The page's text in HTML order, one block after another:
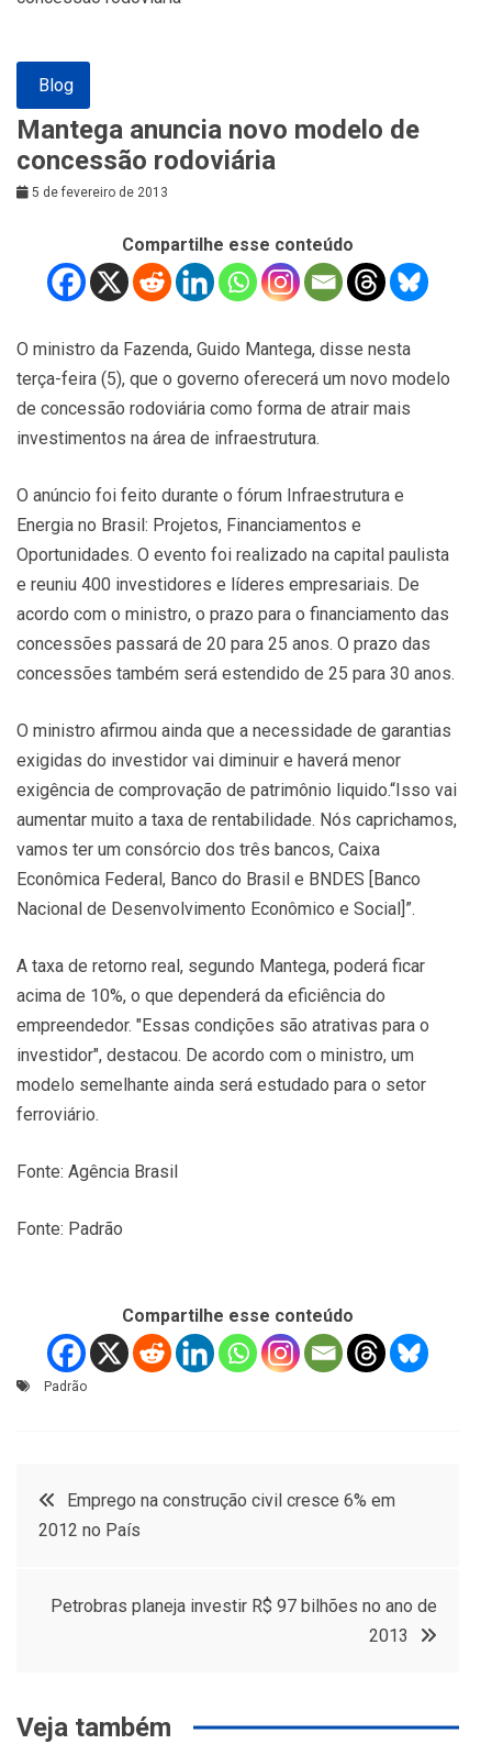
Blog
Mantega anuncia novo modelo de
concessão rodoviária
5 de fevereiro de 2013
Compartilhe esse conteúdo
O ministro da Fazenda, Guido Mantega, disse nesta
terça-feira (5), que o governo oferecerá um novo modelo
de concessão rodoviária como forma de atrair mais
investimentos na área de infraestrutura.
O anúncio foi feito durante o fórum Infraestrutura e
Energia no Brasil: Projetos, Financiamentos e
Oportunidades. O evento foi realizado na capital paulista
e reuniu 400 investidores e líderes empresariais. De
acordo com o ministro, o prazo para o financiamento das
concessões passará de 20 para 25 anos. O prazo das
concessões também será estendido de 25 para 30 anos.
O ministro afirmou ainda que a necessidade de garantias
exigidas do investidor vai diminuir e haverá menor
exigência de comprovação de patrimônio liquido.“Isso vai
aumentar muito a taxa de rentabilidade. Nós caprichamos,
vamos ter um consórcio dos três bancos, Caixa
Econômica Federal, Banco do Brasil e BNDES [Banco
Nacional de Desenvolvimento Econômico e Social]”.
A taxa de retorno real, segundo Mantega, poderá ficar
acima de 10%, o que dependerá da eficiência do
empreendedor. "Essas condições são atrativas para o
investidor", destacou. De acordo com o ministro, um
modelo semelhante ainda será estudado para o setor
ferroviário.
Fonte: Agência Brasil
Fonte: Padrão
Compartilhe esse conteúdo
Padrão
Navegação
Post
Emprego na construção civil cresce 6% em
2012 no País
Petrobras planeja investir R$ 97 bilhões no ano de
2013
Veja também